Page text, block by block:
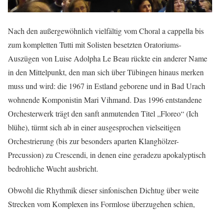
Nach den außergewöhnlich vielfältig vom Choral a cappella bis
zum kompletten Tutti mit Solisten besetzten Oratoriums-
Auszügen von Luise Adolpha Le Beau rückte ein anderer Name
in den Mittelpunkt, den man sich über Tübingen hinaus merken
muss und wird: die 1967 in Estland geborene und in Bad Urach
wohnende Komponistin Mari Vihmand. Das 1996 entstandene
Orchesterwerk trägt den sanft anmutenden Titel „Floreo“ (Ich
blühe), türmt sich ab in einer ausgesprochen vielseitigen
Orchestrierung (bis zur besonders aparten Klanghölzer-
Precussion) zu Crescendi, in denen eine geradezu apokalyptisch
bedrohliche Wucht ausbricht.
Obwohl die Rhythmik dieser sinfonischen Dichtug über weite
Strecken vom Komplexen ins Formlose überzugehen schien,